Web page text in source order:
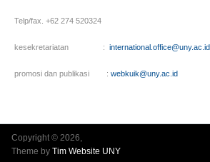
Telp/fax. +62 274 520324
kesekretariatan : international.office@uny.ac.id
promosi dan publikasi : webkuik@uny.ac.id
Copyright © 2026,
Theme by Tim Website UNY